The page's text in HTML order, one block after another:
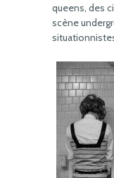
queens, des
scène